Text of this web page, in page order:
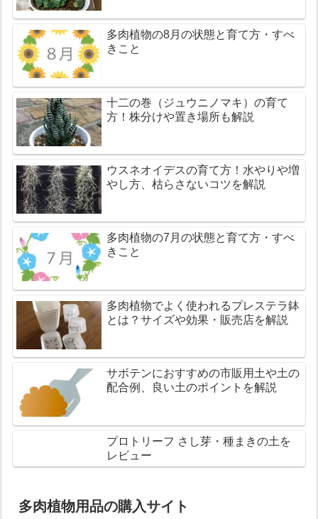
多肉植物の8月の状態と育て方・すべ
きこと
十二の巻（ジュウニノマキ）の育て
方！株分けや置き場所も解説
ウスネオイデスの育て方！水やりや増
やし方、枯らさないコツを解説
多肉植物の7月の状態と育て方・すべ
きこと
多肉植物でよく使われるプレステラ鉢
とは？サイズや効果・販売店を解説
サボテンにおすすめの市販用土や土の
配合例、良い土のポイントを解説
プロトリーフ さし芽・種まきの土を
レビュー
多肉植物用品の購入サイト